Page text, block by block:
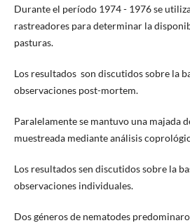
Durante el período 1974 - 1976 se
rastreadores para determinar la
pasturas.
Los resultados son discutidos sobre la
observaciones post-mortem.
Paralelamente se mantuvo una majada
muestreada mediante análisis
Los resultados sen discutidos sobre la
observaciones individuales.
Dos géneros de nematodes